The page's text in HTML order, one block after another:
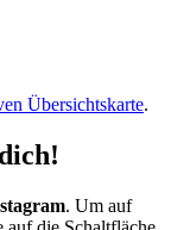
Übersichtskarte.
. Um auf